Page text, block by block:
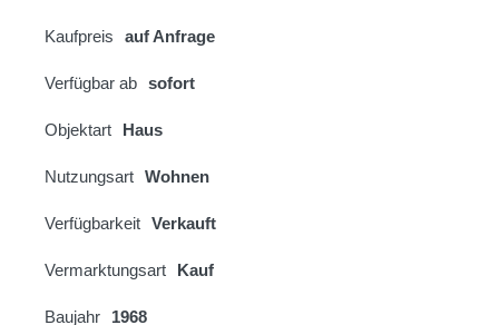
Kaufpreis auf Anfrage
Verfügbar ab sofort
Objektart Haus
Nutzungsart Wohnen
Verfügbarkeit Verkauft
Vermarktungsart Kauf
Baujahr 1968